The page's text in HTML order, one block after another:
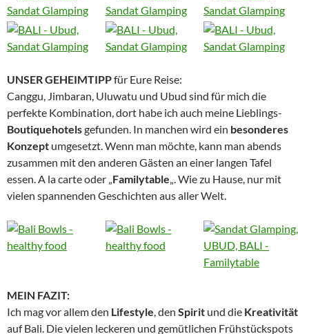
UNSER GEHEIMTIPPfür Eure Reise:
Canggu, Jimbaran, Uluwatu und Ubud sind für mich die
perfekte Kombination, dort habe ich auch meine Lieblings-
Boutiquehotelsgefunden. In manchen wird ein besonderes
Konzept umgesetzt. Wenn man möchte, kann man abends
zusammen mit den anderen Gästen an einer langen Tafel
essen. A la carte oder „ Familytable „. Wie zu Hause, nur mit
vielen spannenden Geschichten aus aller Welt.
MEIN FAZIT:
Ich mag vor allem den Lifestyle , den Spirit und die Kreativität
auf Bali. Die vielen leckeren und gemütlichen Frühstückspots